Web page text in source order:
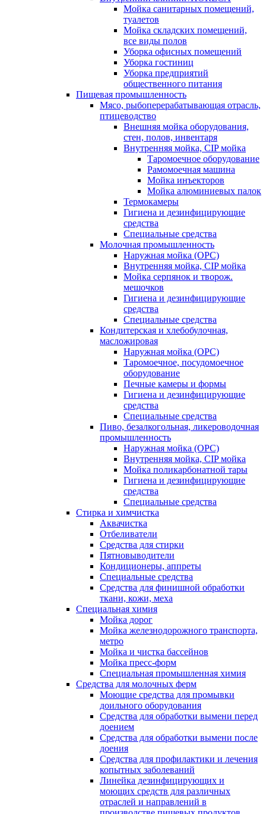
Мойка санитарных помещений,
туалетов
Мойка складских помещений,
все виды полов
Уборка офисных помещений
Уборка гостиниц
Уборка предприятий
общественного питания
Пищевая промышленность
Мясо, рыбоперерабатывающая отрасль,
птицеводство
Внешняя мойка оборудования,
стен, полов, инвентаря
Внутренняя мойка, CIP мойка
Таромоечное оборудование
Рамомоечная машина
Мойка инъекторов
Мойка алюминиевых палок
Термокамеры
Гигиена и дезинфицирующие
средства
Специальные средства
Молочная промышленность
Наружная мойка (ОРС)
Внутренняя мойка, CIP мойка
Мойка серпянок и творож.
мешочков
Гигиена и дезинфицирующие
средства
Специальные средства
Кондитерская и хлебобулочная,
масложировая
Наружная мойка (ОРС)
Таромоечное, посудомоечное
оборудование
Печные камеры и формы
Гигиена и дезинфицирующие
средства
Специальные средства
Пиво, безалкогольная, ликероводочная
промышленность
Наружная мойка (ОРС)
Внутренняя мойка, CIP мойка
Мойка поликарбонатной тары
Гигиена и дезинфицирующие
средства
Специальные средства
Стирка и химчистка
Аквачистка
Отбеливатели
Средства для стирки
Пятновыводители
Кондиционеры, аппреты
Специальные средства
Средства для финишной обработки
ткани, кожи, меха
Специальная химия
Мойка дорог
Мойка железнодорожного транспорта,
метро
Мойка и чистка бассейнов
Мойка пресс-форм
Специальная промышленная химия
Средства для молочных ферм
Моющие средства для промывки
доильного оборудования
Средства для обработки вымени перед
доением
Средства для обработки вымени после
доения
Средства для профилактики и лечения
копытных заболеваний
Линейка дезинфицирующих и
моющих средств для различных
отраслей и направлений в